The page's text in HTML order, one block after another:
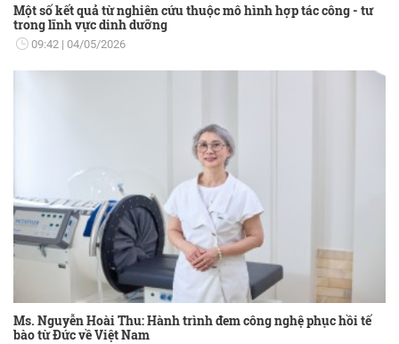
Một số kết quả từ nghiên cứu thuộc mô hình hợp tác công - tư
trong lĩnh vực dinh dưỡng
09:42 04/05/2026
Ms. Nguyễn Hoài Thu: Hành trình đem công nghệ phục hồi tế
bào từ Đức về Việt Nam